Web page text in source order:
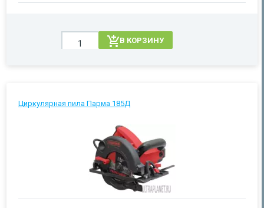
В КОРЗИНУ
Циркулярная пила Парма 185Д